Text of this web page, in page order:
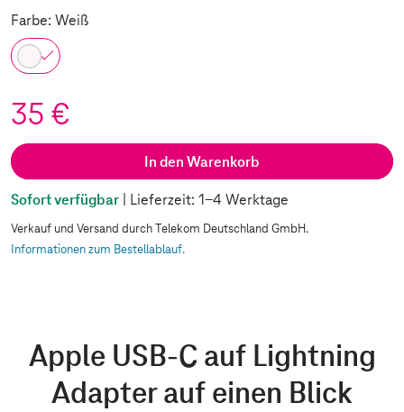
Farbe: Weiß
35 €
In den Warenkorb
Sofort verfügbar | Lieferzeit: 1-4 Werktage
Verkauf und Versand durch Telekom Deutschland GmbH.
Informationen zum Bestellablauf.
Apple USB-C auf Lightning
Adapter auf einen Blick